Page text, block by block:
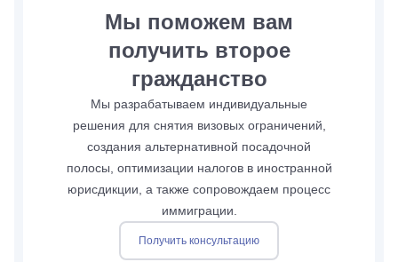
Мы поможем вам
получить второе
гражданство
Мы разрабатываем индивидуальные
решения для снятия визовых ограничений,
создания альтернативной посадочной
полосы, оптимизации налогов в иностранной
юрисдикции, а также сопровождаем процесс
иммиграции.
Получить консультацию